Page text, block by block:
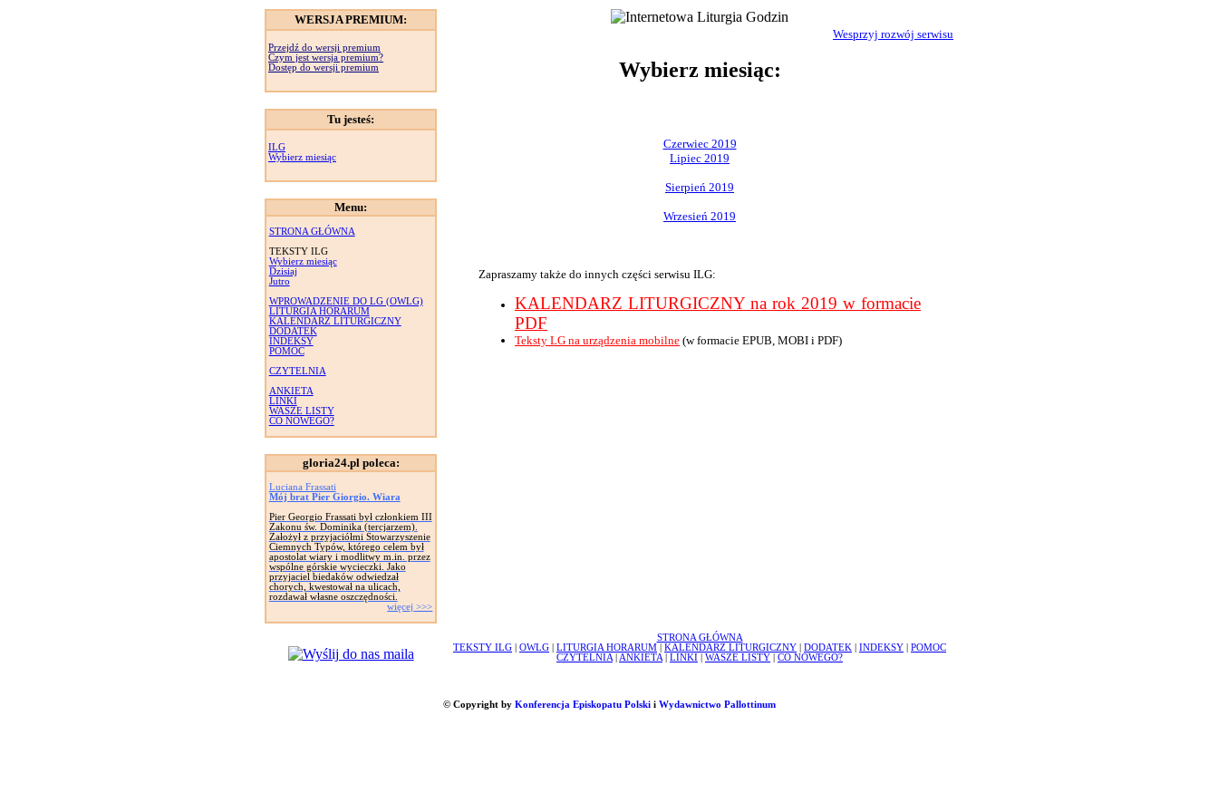
WERSJA PREMIUM:
Przejdź do wersji premium
Czym jest wersja premium?
Dostęp do wersji premium
Tu jesteś:
ILG
Wybierz miesiąc
Menu:
STRONA GŁÓWNA
TEKSTY ILG
Wybierz miesiąc
Dzisiaj
Jutro
WPROWADZENIE DO LG (OWLG)
LITURGIA HORARUM
KALENDARZ LITURGICZNY
DODATEK
INDEKSY
POMOC
CZYTELNIA
ANKIETA
LINKI
WASZE LISTY
CO NOWEGO?
gloria24.pl poleca:
Luciana Frassati
Mój brat Pier Giorgio. Wiara
Pier Georgio Frassati był członkiem III
Zakonu św. Dominika (tercjarzem).
Założył z przyjaciółmi Stowarzyszenie
Ciemnych Typów, którego celem był
apostolat wiary i modlitwy m.in. przez
wspólne górskie wycieczki. Jako
przyjaciel biedaków odwiedzał
chorych, kwestował na ulicach,
rozdawał własne oszczędności.
więcej >>>
Wesprzyj rozwój serwisu
Wybierz miesiąc:
Czerwiec 2019
Lipiec 2019
Sierpień 2019
Wrzesień 2019
Zapraszamy także do innych części serwisu ILG:
KALENDARZ LITURGICZNY na rok 2019 w formacie
PDF
Teksty LG na urządzenia mobilne (w formacie EPUB, MOBI i PDF)
STRONA GŁÓWNA
TEKSTY ILG
OWLG LITURGIA HORARUM KALENDARZ LITURGICZNY DODATEK INDEKSY
POMOC
CZYTELNIA
ANKIETA LINKI WASZE LISTY CO NOWEGO?
© Copyright by Konferencja Episkopatu Polskii Wydawnictwo Pallottinum